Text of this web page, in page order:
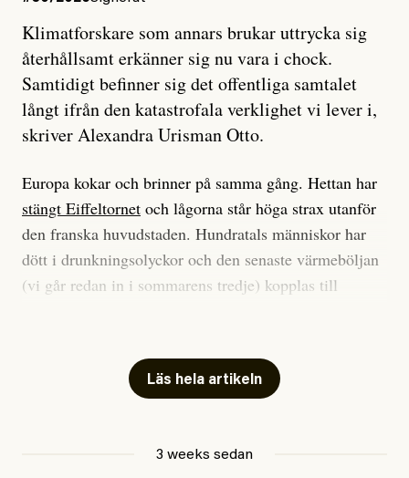
Klimatforskare som annars brukar uttrycka sig
återhållsamt erkänner sig nu vara i chock.
Samtidigt befinner sig det offentliga samtalet
långt ifrån den katastrofala verklighet vi lever i,
skriver Alexandra Urisman Otto.
Europa kokar och brinner på samma gång. Hettan har
stängt Eiffeltornet och lågorna står höga strax utanför
den franska huvudstaden. Hundratals människor har
dött i drunkningsolyckor och den senaste värmeböljan
(vi går redan in i sommarens tredje) kopplas till
Har du också panik i hettan? Känns det som en
mardröm? Bra, allt annat vore fullständigt orimligt.
att han brukar vara ganska återhållsam när han
Läs hela artikeln
3 weeks sedan